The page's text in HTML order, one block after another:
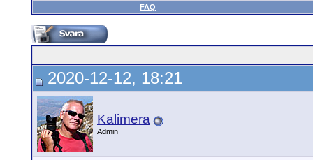
FAQ
2020-12-12, 18:21
Kalimera
Admin